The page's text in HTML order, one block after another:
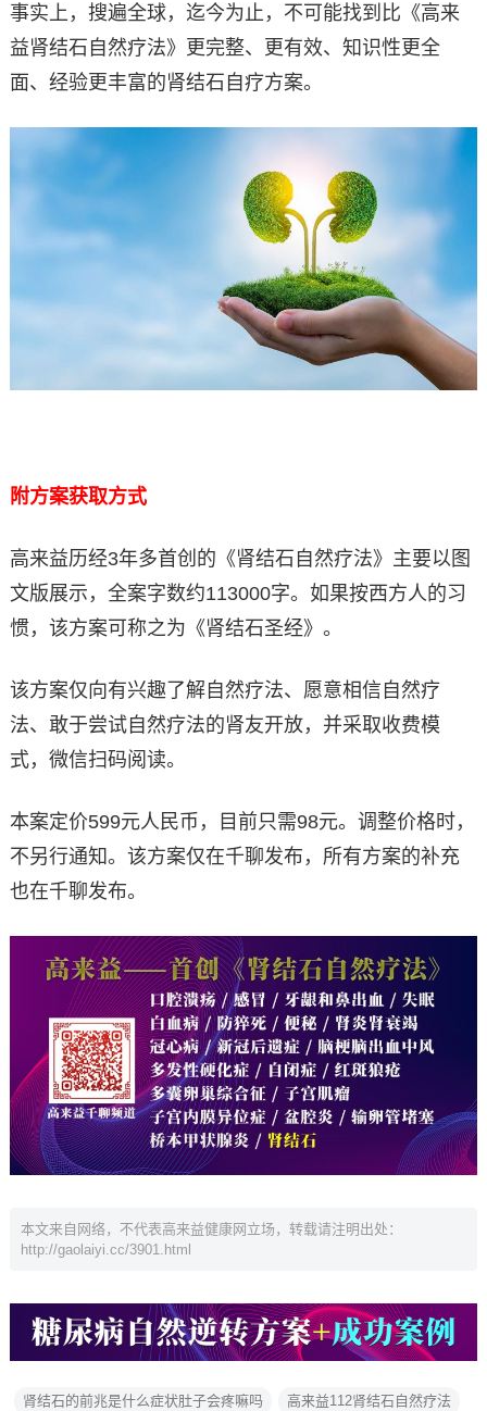
事实上，搜遍全球，迄今为止，不可能找到比《高来
益肾结石自然疗法》更完整、更有效、知识性更全
面、经验更丰富的肾结石自疗方案。
附方案获取方式
高来益历经3年多首创的《肾结石自然疗法》主要以图
文版展示，全案字数约113000字。如果按西方人的习
惯，该方案可称之为《肾结石圣经》。
该方案仅向有兴趣了解自然疗法、愿意相信自然疗
法、敢于尝试自然疗法的肾友开放，并采取收费模
式，微信扫码阅读。
本案定价599元人民币，目前只需98元。调整价格时，
不另行通知。该方案仅在千聊发布，所有方案的补充
也在千聊发布。
本文来自网络，不代表高来益健康网立场，转载请注明出处：
http://gaolaiyi.cc/3901.html
肾结石的前兆是什么症状肚子会疼嘛吗 高来益112肾结石自然疗法